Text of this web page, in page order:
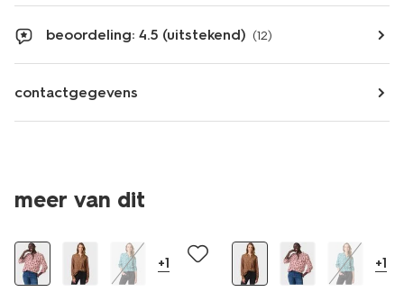
beoordeling: 4.5 (uitstekend) (12)
contactgegevens
meer van dit
+1 +1